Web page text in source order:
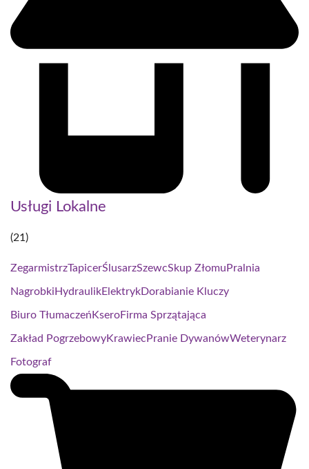
Usługi Lokalne
(21)
ZegarmistrzTapicerŚlusarzSzewcSkup Złomu Pralnia
Nagrobki HydraulikElektrykDorabianie Kluczy
Biuro Tłumaczeń KseroFirma Sprzątająca
Zakład PogrzebowyKrawiec Pranie DywanówWeterynarz
Fotograf